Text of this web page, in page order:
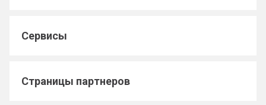
Сервисы
Страницы партнеров